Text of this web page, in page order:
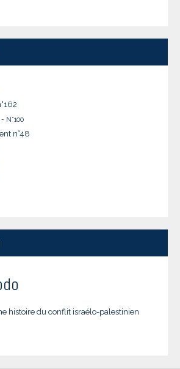
- N°100
n°48
histoire du conflit israélo-palestinien